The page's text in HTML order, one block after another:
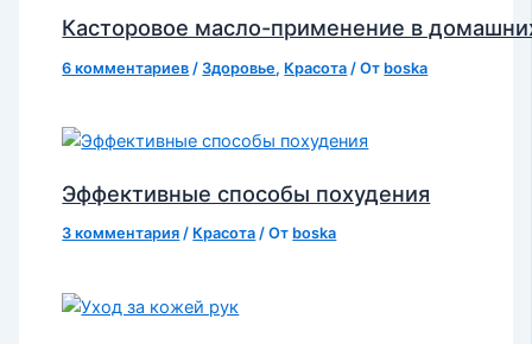
Касторовое масло-применение в
6 комментариев /Здоровье, Красота / От boska
Эффективные способы похудения
3 комментария / Красота / От boska